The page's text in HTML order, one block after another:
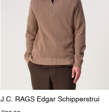
J.C. RAGS Edgar Schipperstrui